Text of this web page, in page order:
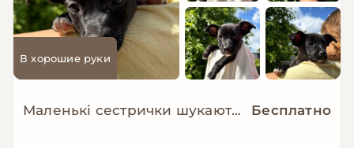
В хорошие руки
Маленькі сестрички шукають дім! Бесплатно